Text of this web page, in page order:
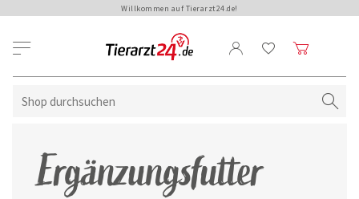
Willkommen auf Tierarzt24.de!
Ergänzungsfutter